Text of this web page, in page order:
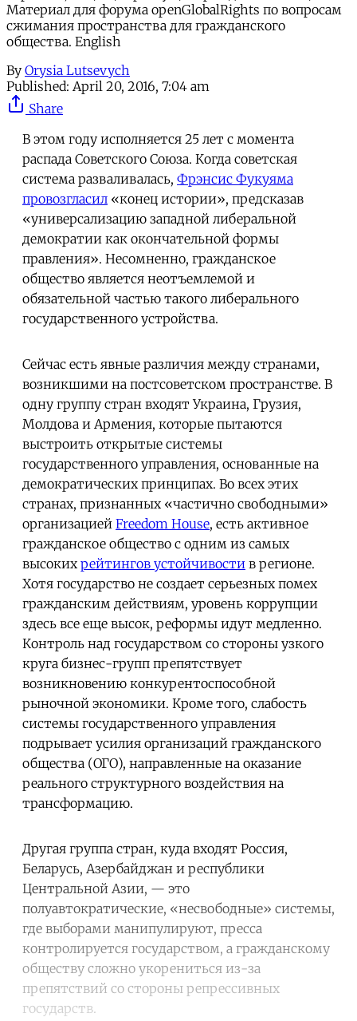
Материал для форума openGlobalRights по вопросам
сжимания пространства для гражданского
общества. English
By Orysia Lutsevych
Published: April 20, 2016, 7:04 am
Share
В этом году исполняется 25 лет с момента
распада Советского Союза. Когда советская
система разваливалась, Фрэнсис Фукуяма
провозгласил «конец истории», предсказав
«универсализацию западной либеральной
демократии как окончательной формы
правления». Несомненно, гражданское
общество является неотъемлемой и
обязательной частью такого либерального
государственного устройства.
Сейчас есть явные различия между странами,
возникшими на постсоветском пространстве. В
одну группу стран входят Украина, Грузия,
Молдова и Армения, которые пытаются
выстроить открытые системы
государственного управления, основанные на
демократических принципах. Во всех этих
странах, признанных «частично свободными»
организацией Freedom House, есть активное
гражданское общество с одним из самых
высоких рейтингов устойчивости в регионе.
Хотя государство не создает серьезных помех
гражданским действиям, уровень коррупции
здесь все еще высок, реформы идут медленно.
Контроль над государством со стороны узкого
круга бизнес-групп препятствует
возникновению конкурентоспособной
рыночной экономики. Кроме того, слабость
системы государственного управления
подрывает усилия организаций гражданского
общества (ОГО), направленные на оказание
реального структурного воздействия на
трансформацию.
Другая группа стран, куда входят Россия,
Беларусь, Азербайджан и республики
Центральной Азии, — это
полуавтократические, «несвободные» системы,
где выборами манипулируют, пресса
контролируется государством, а гражданскому
обществу сложно укорениться из-за
препятствий со стороны репрессивных
государств.